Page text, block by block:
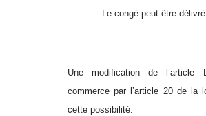
Le congé peut être
Une modification de l’article
commerce par l’article 20 de la
cette possibilité.